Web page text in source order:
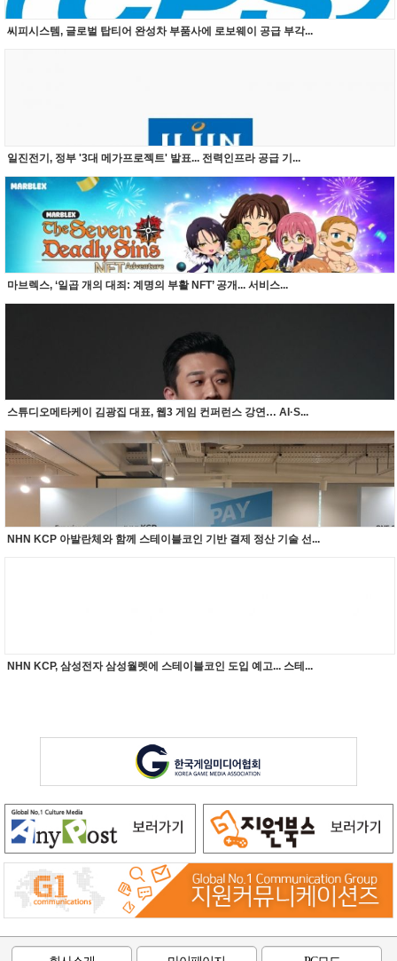
씨피시스템, 글로벌 탑티어 완성차 부품사에 로보웨이 공급 부각...
일진전기, 정부 '3대 메가프로젝트' 발표... 전력인프라 공급 기...
마브렉스, ‘일곱 개의 대죄: 계명의 부활 NFT’ 공개... 서비스...
스튜디오메타케이 김광집 대표, 웹3 게임 컨퍼런스 강연… AI·S...
NHN KCP 아발란체와 함께 스테이블코인 기반 결제 정산 기술 선...
NHN KCP, 삼성전자 삼성월렛에 스테이블코인 도입 예고... 스테...